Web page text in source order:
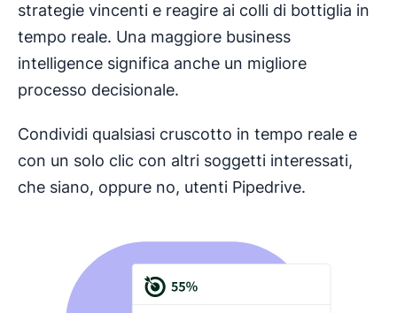
strategie vincenti e reagire ai colli di bottiglia in
tempo reale. Una maggiore business
intelligence significa anche un migliore
processo decisionale.
Condividi qualsiasi cruscotto in tempo reale e
con un solo clic con altri soggetti interessati,
che siano, oppure no, utenti Pipedrive.